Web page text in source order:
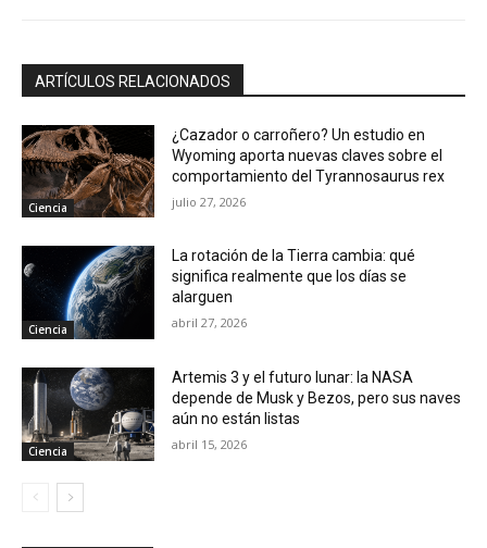
ARTÍCULOS RELACIONADOS
Ciencia
¿Cazador o carroñero? Un estudio en
Wyoming aporta nuevas claves sobre el
comportamiento del Tyrannosaurus rex
julio 27, 2026
Ciencia
La rotación de la Tierra cambia: qué
significa realmente que los días se
alarguen
abril 27, 2026
Ciencia
Artemis 3 y el futuro lunar: la NASA
depende de Musk y Bezos, pero sus naves
aún no están listas
abril 15, 2026